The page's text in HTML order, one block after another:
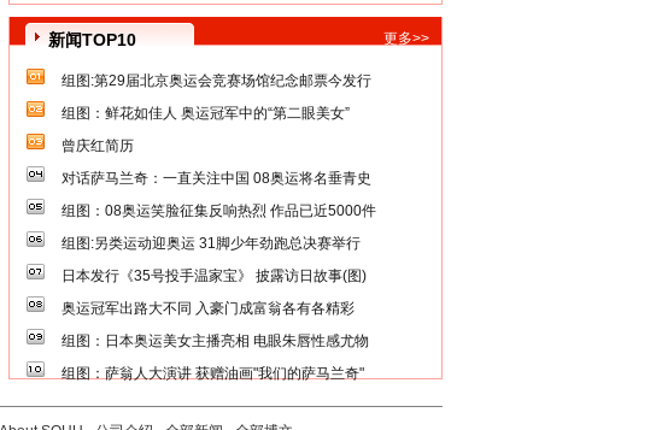
新闻TOP10 更多>>
组图:第29届北京奥运会竞赛场馆纪念邮票今发行
组图：鲜花如佳人 奥运冠军中的“第二眼美女”
曾庆红简历
对话萨马兰奇：一直关注中国 08奥运将名垂青史
组图：08奥运笑脸征集反响热烈 作品已近5000件
组图:另类运动迎奥运 31脚少年劲跑总决赛举行
日本发行《35号投手温家宝》 披露访日故事(图)
奥运冠军出路大不同 入豪门成富翁各有各精彩
组图：日本奥运美女主播亮相 电眼朱唇性感尤物
组图：萨翁人大演讲 获赠油画"我们的萨马兰奇"